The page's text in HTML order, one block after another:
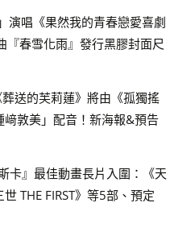
演唱《果然我的青春戀愛喜劇
春雪化雨』發行黑膠封面尺
送的芙莉蓮》將由《孤獨搖
敦美」配音！新海報&預告
卡』最佳動畫長片入圍：《天
THE FIRST》等5部、預定